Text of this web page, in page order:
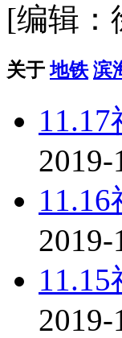
[编辑：
关于 地铁 滨
2019-
2019-
2019-